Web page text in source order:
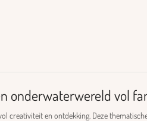
onderwaterwereld vol
creativiteit en ontdekking. Deze